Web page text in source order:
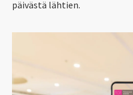
päivästä lähtien.